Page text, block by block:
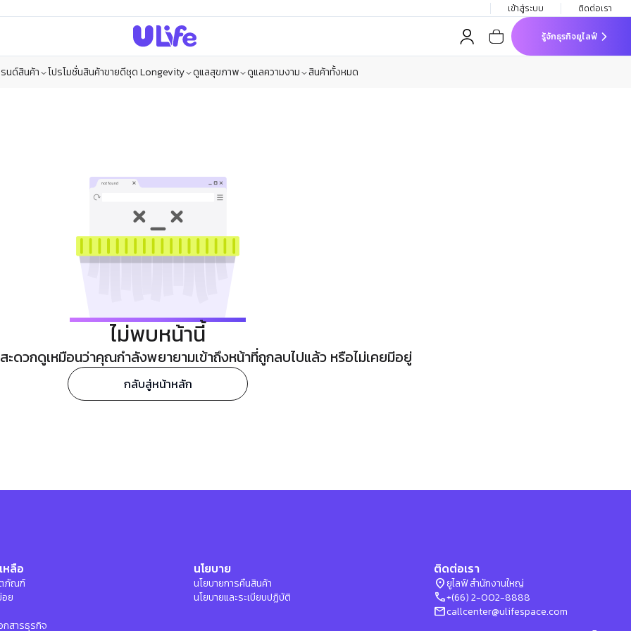
เข้าสู่ระบบ ติดต่อเรา
รู้จักธุรกิจยูไลฟ์
นด์สินค้า โปรโมชั่นสินค้าขายดีชุด Longevity ดูแลสุขภาพ ดูแลความงาม สินค้าทั้งหมด
ไม่พบหน้านี้
ะดวกดูเหมือนว่าคุณกำลังพยายามเข้าถึงหน้าที่ถูกลบไปแล้ว หรือไม่เคยมีอยู่
กลับสู่หน้าหลัก
หลือ
ภัณฑ์
ย
กสารธุรกิจ
นโยบาย
นโยบายการคืนสินค้า
นโยบายและระเบียบปฏิบัติ
ติดต่อเรา
location_onยูไลฟ์ สำนักงานใหญ่
phone+(66) 2-002-8888
mailcallcenter@ulifespace.com